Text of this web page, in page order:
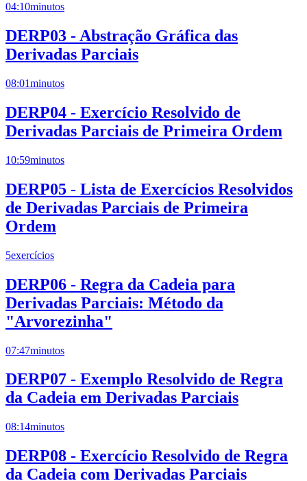
04:10minutos
DERP03 - Abstração Gráfica das
Derivadas Parciais
08:01minutos
DERP04 - Exercício Resolvido de
Derivadas Parciais de Primeira Ordem
10:59minutos
DERP05 - Lista de Exercícios Resolvidos
de Derivadas Parciais de Primeira
Ordem
5exercícios
DERP06 - Regra da Cadeia para
Derivadas Parciais: Método da
"Arvorezinha"
07:47minutos
DERP07 - Exemplo Resolvido de Regra
da Cadeia em Derivadas Parciais
08:14minutos
DERP08 - Exercício Resolvido de Regra
da Cadeia com Derivadas Parciais